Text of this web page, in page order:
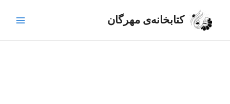
کتابخانه‌ی مهرگان